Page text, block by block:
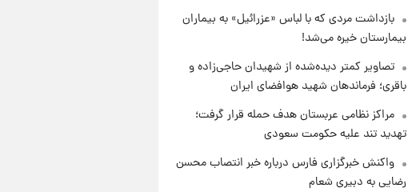
بازداشت مردی که با لباس «عزرائیل» به بیماران
بیمارستان خیره می‌شد!
تصاویر کمتر دیده‌شده از شهیدان حاجی‌زاده و
باقری؛ فرماندهان شهید هوافضای ایران
مراکز نظامی عربستان هدف حمله قرار گرفت؛
تهدید تند علیه حکومت سعودی
واکنش خبرگزاری فارس درباره خبر انتصاب محسن
رضایی به دبیری شعام